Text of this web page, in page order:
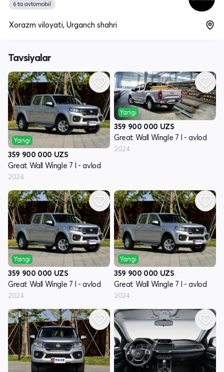
6 ta avtomobil
Xorazm viloyati, Urganch shahri
Tavsiyalar
Yangi
359 900 000 UZS
Great Wall Wingle 7 I - avlod
2024
Yangi
359 900 000 UZS
Great Wall Wingle 7 I - avlod
2024
Yangi
359 900 000 UZS
Great Wall Wingle 7 I - avlod
2024
Yangi
359 900 000 UZS
Great Wall Wingle 7 I - avlod
2024